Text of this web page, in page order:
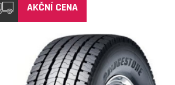
AKČNÍ CENA
DETAIL